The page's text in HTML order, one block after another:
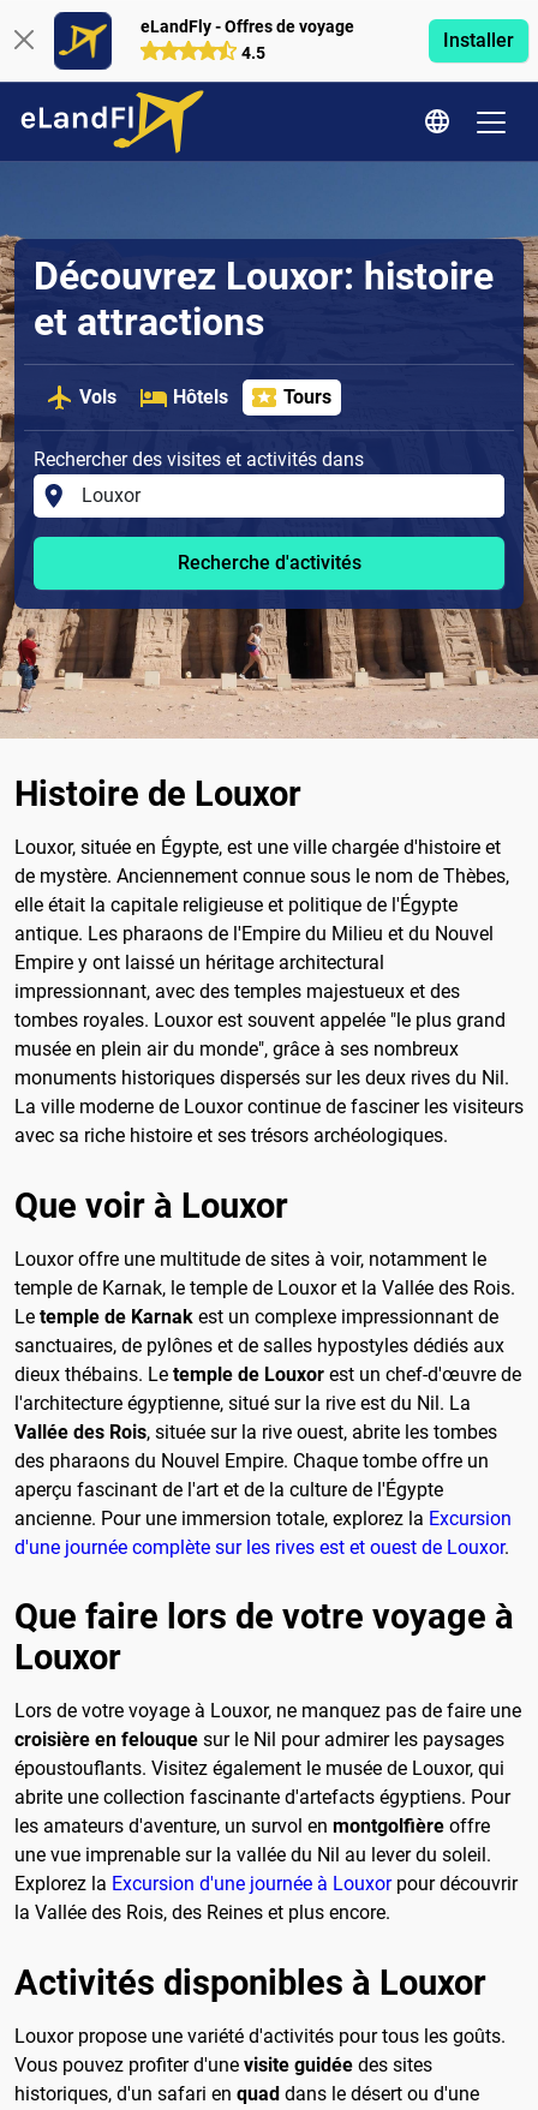
eLandFly - Offres de voyage
4.5
Installer
Découvrez Louxor: histoire
et attractions
Vols Hôtels Tours
Rechercher des visites et activités dans
Recherche d'activités
Histoire de Louxor
Louxor, située en Égypte, est une ville chargée d'histoire et
de mystère. Anciennement connue sous le nom de Thèbes,
elle était la capitale religieuse et politique de l'Égypte
antique. Les pharaons de l'Empire du Milieu et du Nouvel
Empire y ont laissé un héritage architectural
impressionnant, avec des temples majestueux et des
tombes royales. Louxor est souvent appelée "le plus grand
musée en plein air du monde", grâce à ses nombreux
monuments historiques dispersés sur les deux rives du Nil.
La ville moderne de Louxor continue de fasciner les visiteurs
avec sa riche histoire et ses trésors archéologiques.
Que voir à Louxor
Louxor offre une multitude de sites à voir, notamment le
temple de Karnak, le temple de Louxor et la Vallée des Rois.
Le temple de Karnak est un complexe impressionnant de
sanctuaires, de pylônes et de salles hypostyles dédiés aux
dieux thébains. Le temple de Louxor est un chef-d'œuvre de
l'architecture égyptienne, situé sur la rive est du Nil. La
Vallée des Rois, située sur la rive ouest, abrite les tombes
des pharaons du Nouvel Empire. Chaque tombe offre un
aperçu fascinant de l'art et de la culture de l'Égypte
ancienne. Pour une immersion totale, explorez la Excursion
d'une journée complète sur les rives est et ouest de Louxor.
Que faire lors de votre voyage à
Louxor
Lors de votre voyage à Louxor, ne manquez pas de faire une
croisière en felouque sur le Nil pour admirer les paysages
époustouflants. Visitez également le musée de Louxor, qui
abrite une collection fascinante d'artefacts égyptiens. Pour
les amateurs d'aventure, un survol en montgolfière offre
une vue imprenable sur la vallée du Nil au lever du soleil.
Explorez la Excursion d'une journée à Louxorpour découvrir
la Vallée des Rois, des Reines et plus encore.
Activités disponibles à Louxor
Louxor propose une variété d'activités pour tous les goûts.
Vous pouvez profiter d'une visite guidée des sites
historiques, d'un safari en quad dans le désert ou d'une